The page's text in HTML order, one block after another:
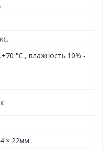
°C , влажность 10% -
× 22мм